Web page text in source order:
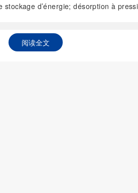
d’énergie; désorption à
阅读全文